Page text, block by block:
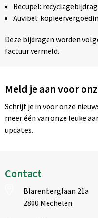
Recupel:
Auvibel:
Deze bijdragen worden
factuur vermeld.
Meld je aan voor
Schrijf je in voor onze
meer één van onze leuke
updates.
Contact
Blarenberglaan 21a
2800 Mechelen